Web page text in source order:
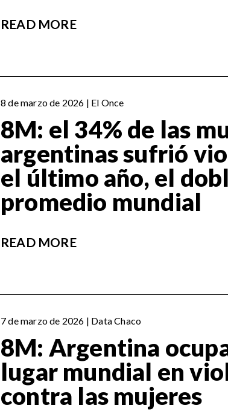
READ MORE
8 de marzo de 2026 | El Once
8M: el 34% de las
argentinas sufrió
el último año, el
promedio mundial
READ MORE
7 de marzo de 2026 | Data Chaco
8M: Argentina
lugar mundial en
contra las mujeres